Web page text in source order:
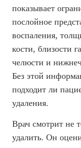
показывает
послойное
воспаления,
кости, близости
челюсти и
Без этой
подходит ли
удаления.
Врач смотрит не
удалить. Он